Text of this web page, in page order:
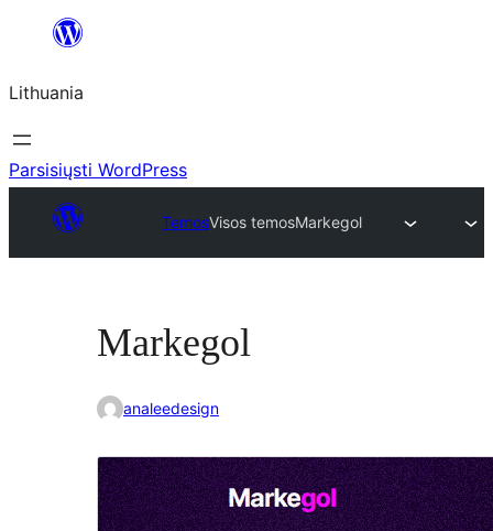
turinio
Lithuania
Parsisiųsti WordPress
TemosVisos temosMarkegol
Markegol
analeedesign